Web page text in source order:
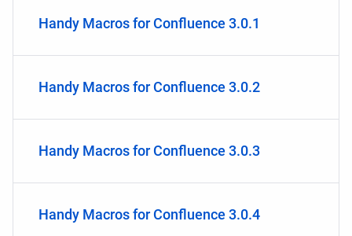
Handy Macros for Confluence 3.0.1
Handy Macros for Confluence 3.0.2
Handy Macros for Confluence 3.0.3
Handy Macros for Confluence 3.0.4